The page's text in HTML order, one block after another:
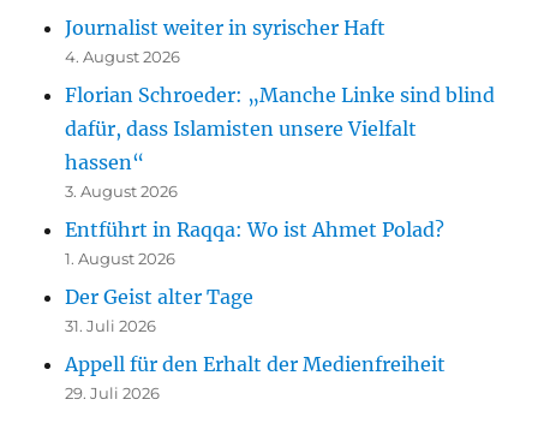
Journalist weiter in syrischer Haft
4. August 2026
Florian Schroeder: „Manche Linke sind blind
dafür, dass Islamisten unsere Vielfalt
hassen“
3. August 2026
Entführt in Raqqa: Wo ist Ahmet Polad?
1. August 2026
Der Geist alter Tage
31. Juli 2026
Appell für den Erhalt der Medienfreiheit
29. Juli 2026